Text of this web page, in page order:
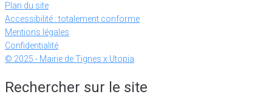
Plan du site
Accessibilité : totalement conforme
Mentions légales
Confidentialité
© 2025 - Mairie de Tignes x Utopia
Rechercher sur le site